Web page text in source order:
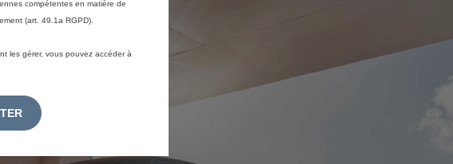
compétentes en matière de
(art. 49.1a RGPD).
les gérer, vous pouvez accéder à